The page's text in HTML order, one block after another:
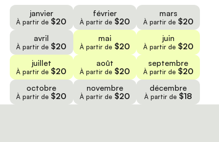
janvier
À partir de $20
février
À partir de $20
mars
À partir de $20
avril
À partir de $20
mai
À partir de $20
juin
À partir de $20
juillet
À partir de $20
août
À partir de $20
septembre
À partir de $20
octobre
À partir de $20
novembre
À partir de $20
décembre
À partir de $18